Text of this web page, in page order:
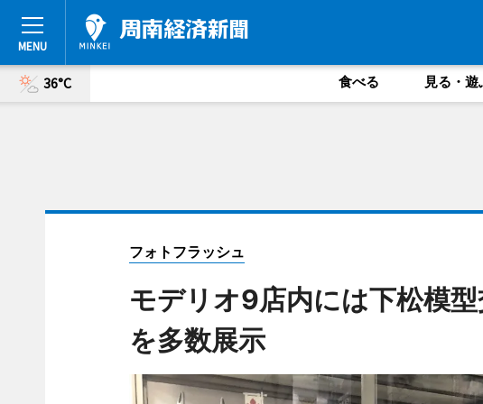
36°C 食べる 見る・遊
フォトフラッシュ
モデリオ9店内には下松模
を多数展示